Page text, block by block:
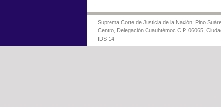
Suprema Corte de Justicia de la Nación: Pino
Centro, Delegación Cuauhtémoc C.P. 06065,
IDS-14